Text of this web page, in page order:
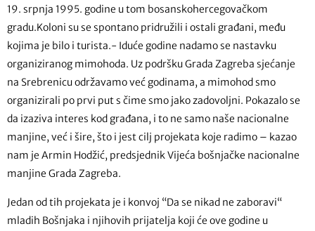
19. srpnja 1995. godine u tom bosanskohercegovačkom
gradu.Koloni su se spontano pridružili i ostali građani, među
kojima je bilo i turista.- Iduće godine nadamo se nastavku
organiziranog mimohoda. Uz podršku Grada Zagreba sjećanje
na Srebrenicu održavamo već godinama, a mimohod smo
organizirali po prvi put s čime smo jako zadovoljni. Pokazalo se
da izaziva interes kod građana, i to ne samo naše nacionalne
manjine, već i šire, što i jest cilj projekata koje radimo – kazao
nam je Armin Hodžić, predsjednik Vijeća bošnjačke nacionalne
manjine Grada Zagreba.
Jedan od tih projekata je i konvoj “Da se nikad ne zaboravi“
mladih Bošnjaka i njihovih prijatelja koji će ove godine u